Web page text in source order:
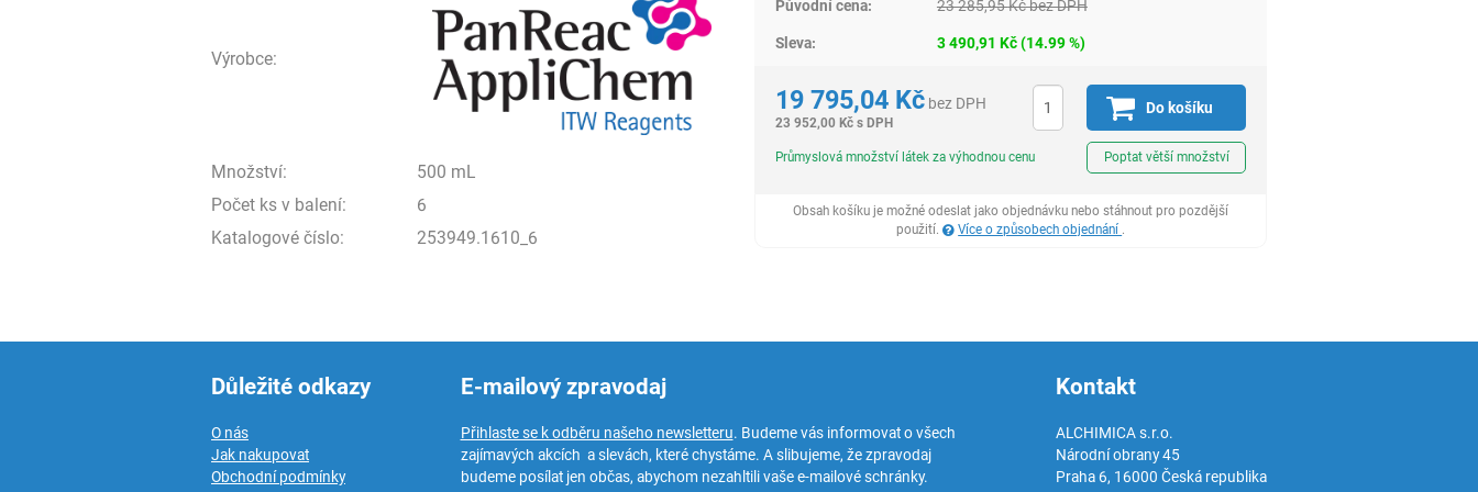
Výrobce:
Množství:
500 mL
Počet ks v balení:
6
Katalogové číslo:
253949.1610_6
Původní cena: 23 285,95Kčbez DPH
Sleva: 3 490,91 Kč(14.99%)
19 795,04 Kč bez DPH
23 952,00 Kč s DPH
Do košíku
Průmyslová množství látek za výhodnou cenu Poptat větší množství
Obsah košíku je možné odeslat jako objednávku nebo stáhnout pro pozdější
použití.
Více o způsobech objednání
Důležité odkazy
O nás
Jak nakupovat
Obchodní podmínky
E-mailový zpravodaj
Přihlaste se k odběru našeho newsletteru. Budeme vás informovat o všech
zajímavých akcích a slevách, které chystáme. A slibujeme, že zpravodaj
budeme posílat jen občas, abychom nezahltili vaše e-mailové schránky.
Kontakt
ALCHIMICA s.r.o.
Národní obrany 45
Praha 6, 16000 Česká republika